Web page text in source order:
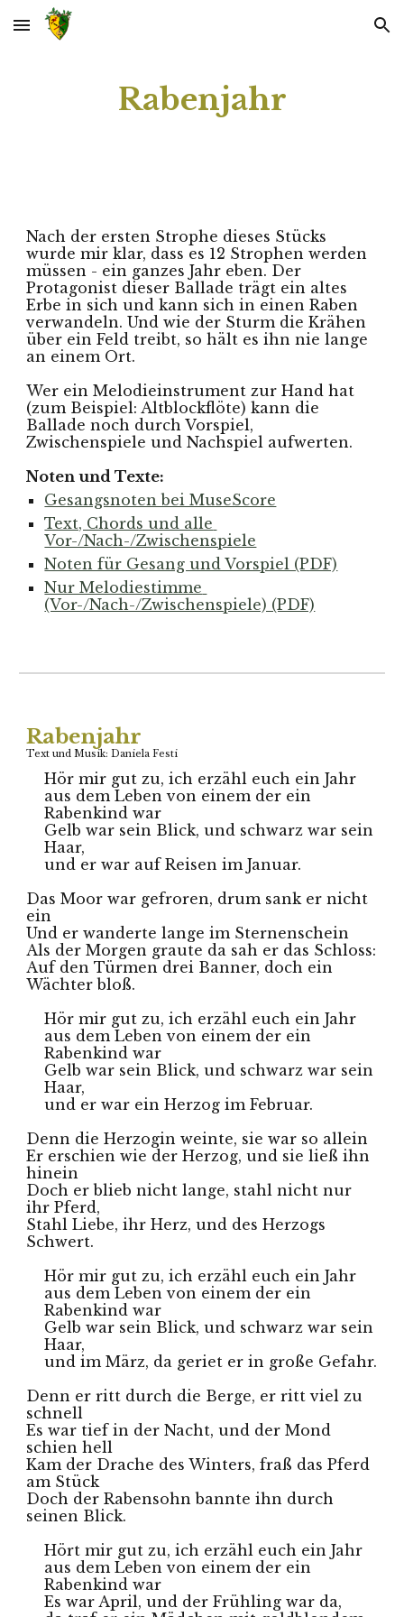
Skip to main content Skip to navigation
Rabenjahr
Nach der ersten Strophe dieses Stücks
wurde mir klar, dass es 12 Strophen werden
müssen - ein ganzes Jahr eben. Der
Protagonist dieser Ballade trägt ein altes
Erbe in sich und kann sich in einen Raben
verwandeln. Und wie der Sturm die Krähen
über ein Feld treibt, so hält es ihn nie lange
an einem Ort.
Wer ein Melodieinstrument zur Hand hat
(zum Beispiel: Altblockflöte) kann die
Ballade noch durch Vorspiel,
Zwischenspiele und Nachspiel aufwerten.
Noten und Texte:
Gesangsnoten bei MuseScore
Text, Chords und alle
Vor-/Nach-/Zwischenspiele
Noten für Gesang und Vorspiel (PDF)
Nur Melodiestimme
(Vor-/Nach-/Zwischenspiele) (PDF)
Rabenjahr
Text und Musik: Daniela Festi
Hör mir gut zu, ich erzähl euch ein Jahr
aus dem Leben von einem der ein
Rabenkind war
Gelb war sein Blick, und schwarz war sein
Haar,
und er war auf Reisen im Januar.
Das Moor war gefroren, drum sank er nicht
ein
Und er wanderte lange im Sternenschein
Als der Morgen graute da sah er das Schloss:
Auf den Türmen drei Banner, doch ein
Wächter bloß.
Hör mir gut zu, ich erzähl euch ein Jahr
aus dem Leben von einem der ein
Rabenkind war
Gelb war sein Blick, und schwarz war sein
Haar,
und er war ein Herzog im Februar.
Denn die Herzogin weinte, sie war so allein
Er erschien wie der Herzog, und sie ließ ihn
hinein
Doch er blieb nicht lange, stahl nicht nur
ihr Pferd,
Stahl Liebe, ihr Herz, und des Herzogs
Schwert.
Hör mir gut zu, ich erzähl euch ein Jahr
aus dem Leben von einem der ein
Rabenkind war
Gelb war sein Blick, und schwarz war sein
Haar,
und im März, da geriet er in große Gefahr.
Denn er ritt durch die Berge, er ritt viel zu
schnell
Es war tief in der Nacht, und der Mond
schien hell
Kam der Drache des Winters, fraß das Pferd
am Stück
Doch der Rabensohn bannte ihn durch
seinen Blick.
Hört mir gut zu, ich erzähl euch ein Jahr
aus dem Leben von einem der ein
Rabenkind war
Es war April, und der Frühling war da,